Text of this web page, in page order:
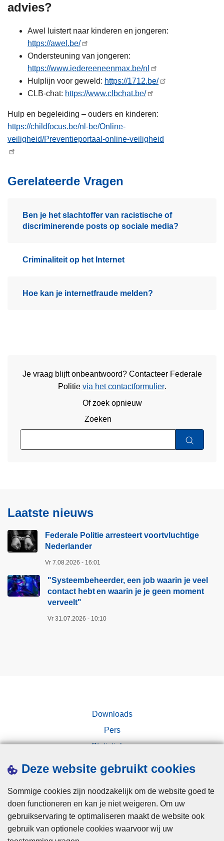
Deze website gebruikt cookies
Sommige cookies zijn noodzakelijk om de website goed te
doen functioneren en kan je niet weigeren. Om uw
gebruikservaring te optimaliseren maakt de website ook
gebruik van optionele cookies waarvoor wij uw
advies?
Awel luistert naar kinderen en jongeren:
https://awel.be/
Ondersteuning van jongeren:
https://www.iedereeneenmax.be/nl
Hulplijn voor geweld: https://1712.be/
CLB-chat: https://www.clbchat.be/
Hulp en begeleiding – ouders en kinderen:
https://childfocus.be/nl-be/Online-
veiligheid/Preventieportaal-online-veiligheid
Gerelateerde Vragen
Ben je het slachtoffer van racistische of
discriminerende posts op sociale media?
Criminaliteit op het Internet
Hoe kan je internetfraude melden?
Je vraag blijft onbeantwoord? Contacteer Federale
Politie via het contactformulier.
Of zoek opnieuw
Zoeken
Laatste nieuws
Federale Politie arresteert voortvluchtige
Nederlander
Vr 7.08.2026 - 16:01
"Systeembeheerder, een job waarin je veel
contact hebt en waarin je je geen moment
verveelt"​
Vr 31.07.2026 - 10:10
Downloads
Pers
Statistieken